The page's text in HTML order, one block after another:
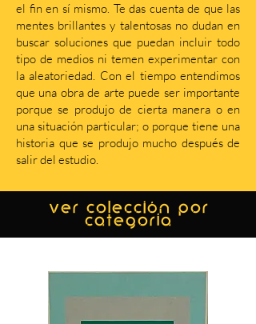
el fin en sí mismo. Te das cuenta de que las
mentes brillantes y talentosas no dudan en
buscar soluciones que puedan incluir todo
tipo de medios ni temen experimentar con
la aleatoriedad. Con el tiempo entendimos
que una obra de arte puede ser importante
porque se produjo de cierta manera o en
una situación particular; o porque tiene una
historia que se produjo mucho después de
salir del estudio.
ver colección por
categoría